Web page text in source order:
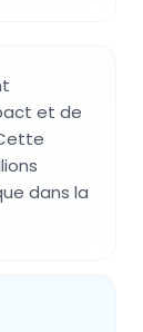
et de
dans la